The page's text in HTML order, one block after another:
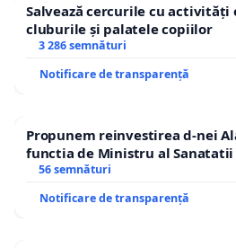
Salvează cercurile cu activități
cluburile și palatele copiilor
3 286 semnături
Notificare de transparență
Propunem reinvestirea d-nei
functia de Ministru al Sanatatii
56 semnături
Notificare de transparență